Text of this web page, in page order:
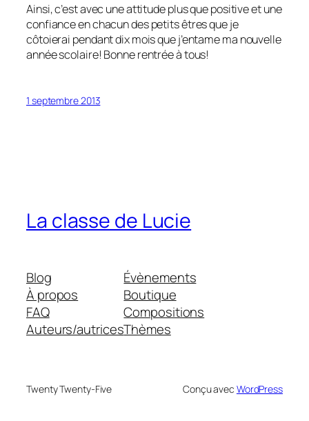
Ainsi, c’est avec une attitude plus que positive et une
confiance en chacun des petits êtres que je
côtoierai pendant dix mois que j’entame ma nouvelle
année scolaire! Bonne rentrée à tous!
1 septembre 2013
La classe de Lucie
Blog
À propos
FAQ
Auteurs/autrices
Évènements
Boutique
Compositions
Thèmes
Twenty Twenty-Five Conçu avec WordPress